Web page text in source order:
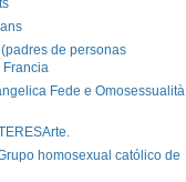
de personas
Francia
Fede e Omosessualità
homosexual católico de